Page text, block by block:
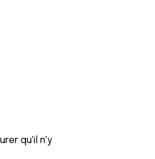
qu'il n'y